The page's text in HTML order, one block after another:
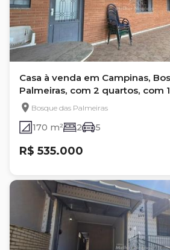
Casa à venda em Campinas,
Palmeiras, com 2 quartos, com
Bosque das Palmeiras
170 m² 2 5
R$ 535.000